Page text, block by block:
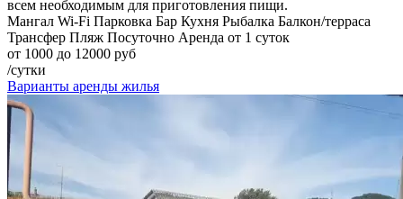
всем необходимым для приготовления пищи.
Мангал Wi-Fi Парковка Бар Кухня Рыбалка Балкон/терраса
Трансфер Пляж Посуточно Аренда от 1 суток
от 1000 до 12000 руб
/сутки
Варианты аренды жилья